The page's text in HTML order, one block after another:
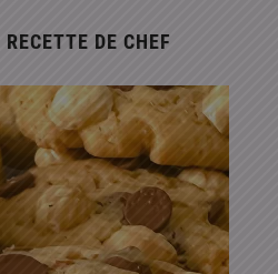
RECETTE DE CHEF